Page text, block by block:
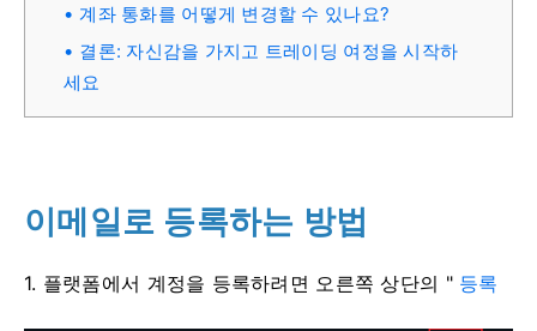
계좌 통화를 어떻게 변경할 수 있나요?
결론: 자신감을 가지고 트레이딩 여정을 시작하
세요
이메일로 등록하는 방법
1. 플랫폼에서 계정을 등록하려면 오른쪽 상단의 " 등록